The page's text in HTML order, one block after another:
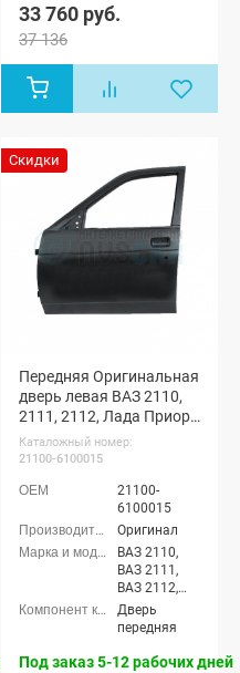
универсал
хэтчбек (ВАЗ
2172), Лада
21704), Лада
Приора-2
хэтчбек (ВАЗ
33 760 руб.
37 136
Скидки
Передняя Оригинальная
дверь левая ВАЗ 2110,
2111, 2112, Лада Приора
(Космос 665)
Каталожный номер:
21100-6100015
21100-
6100015
Оригинал
ВАЗ 2110,
ВАЗ 2111,
ВАЗ 2112,
Лада
Приора
2170), Лада
Дверь
передняя
Под заказ 5-12 рабочих дней